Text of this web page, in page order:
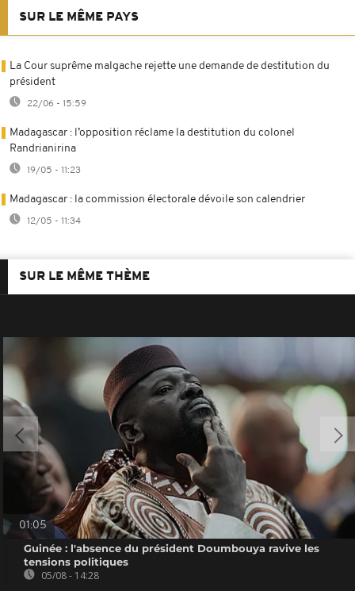
SUR LE MÊME PAYS
La Cour suprême malgache rejette une demande de destitution du
président
22/06 - 15:59
Madagascar : l’opposition réclame la destitution du colonel
Randrianirina
19/05 - 11:23
Madagascar : la commission électorale dévoile son calendrier
12/05 - 11:34
SUR LE MÊME THÈME
01:05
Guinée : l'absence du président Doumbouya ravive les
tensions politiques
05/08 - 14:28